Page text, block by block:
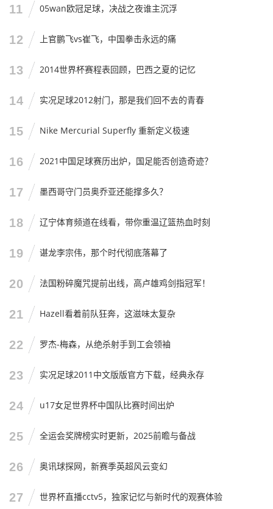
期望值已经降到了冰点。
前两天我下班路过小区广场,看见一群大爷在踢毽子，那动
那看了一会儿，一位大爷招呼我：“小伙子，来两脚？”我摆
摆手说：“大爷，我也就是个嘴炮，踢不动。”
大爷乐了：“踢球嘛，图个乐呵，你看国足，他们压力大，咱
们别老骂，谁不想赢啊？”
大爷这话,说得我哑口无言，是啊，谁不想赢呢？那些球员站
在场上，代表的是国家，那种压力咱们坐在电视机前是体会
不到的，虽然他们技术烂，虽然他们让我们失望过无数次，
但只要他们穿上那身红色的战袍，咱们还是忍不住会打开电
视，还是会忍不住在心里默念：“这把能赢。”
个人观点：别谈“出线”，谈“活着”
针对这次国足最新集训名单,以及接下来的比赛（大概率是世
先谈怎么在场上“活着”。
这里的“活着”，指的是战术上的活着，精神上的活着。
多，提拔年轻球员这些操作来看，他是在试图改变中国足球
教练、变几个人就能立马脱胎换骨的。
接下来的比赛,不管是打泰国还是打韩国（如果还有机会的
话），咱们得放低姿态，打泰国，咱们得把自己当成弱队，
去拼，去抢，去打反击，别想着我能控球，我能压着你打，
生活实例告诉我们,当你手里牌不好的时候，你就得把烂牌打
11 05wan欧冠足球，决战之夜谁主沉浮
12 上官鹏飞vs崔飞，中国拳击永远的痛
13 2014世界杯赛程表回顾，巴西之夏的记忆
14 实况足球2012射门，那是我们回不去的青春
15 Nike Mercurial Superfly 重新定义极速
16 2021中国足球赛历出炉，国足能否创造奇迹？
17 墨西哥守门员奥乔亚还能撑多久？
18 辽宁体育频道在线看，带你重温辽篮热血时刻
19 谌龙李宗伟，那个时代彻底落幕了
20 法国粉碎魔咒提前出线，高卢雄鸡剑指冠军！
21 Hazell看着前队狂奔，这滋味太复杂
22 罗杰-梅森，从绝杀射手到工会领袖
23 实况足球2011中文版版官方下载，经典永存
24 u17女足世界杯中国队比赛时间出炉
25 全运会奖牌榜实时更新，2025前瞻与备战
26 奥讯球探网，新赛季英超风云变幻
27 世界杯直播cctv5，独家记忆与新时代的观赛体验